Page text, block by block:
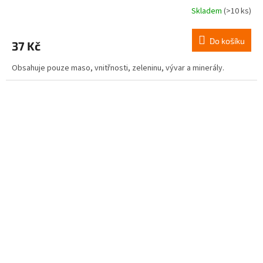
Skladem (>10 ks)
37 Kč Do košíku
Obsahuje pouze maso, vnitřnosti, zeleninu, vývar a minerály.